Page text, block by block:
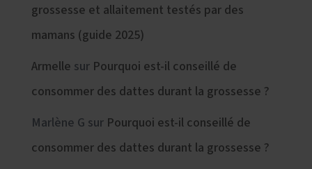
grossesse et allaitement testés par des
mamans (guide 2025)
Armelle sur Pourquoi est-il conseillé de
consommer des dattes durant la grossesse ?
Marlène G sur Pourquoi est-il conseillé de
consommer des dattes durant la grossesse ?